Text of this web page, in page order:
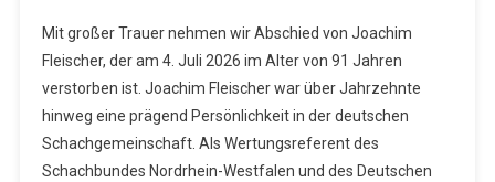
Mit großer Trauer nehmen wir Abschied von Joachim
Fleischer, der am 4. Juli 2026 im Alter von 91 Jahren
verstorben ist. Joachim Fleischer war über Jahrzehnte
hinweg eine prägend Persönlichkeit in der deutschen
Schachgemeinschaft. Als Wertungsreferent des
Schachbundes Nordrhein-Westfalen und des Deutschen